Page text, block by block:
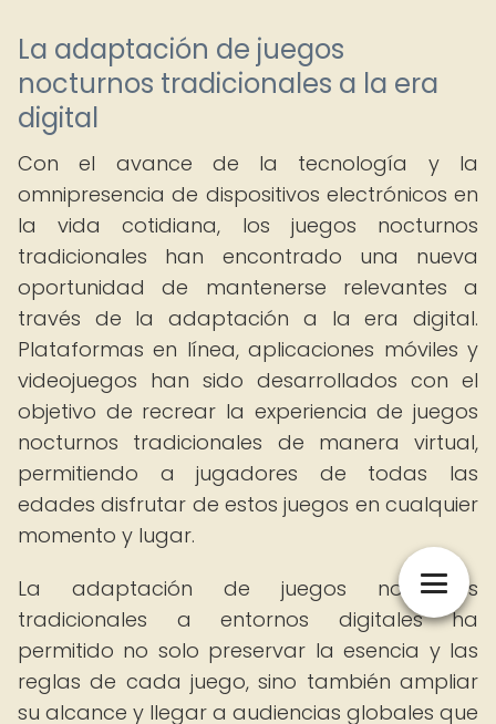
La adaptación de juegos
nocturnos tradicionales a la era
digital
Con el avance de la tecnología y la
omnipresencia de dispositivos electrónicos en
la vida cotidiana, los juegos nocturnos
tradicionales han encontrado una nueva
oportunidad de mantenerse relevantes a
través de la adaptación a la era digital.
Plataformas en línea, aplicaciones móviles y
videojuegos han sido desarrollados con el
objetivo de recrear la experiencia de juegos
nocturnos tradicionales de manera virtual,
permitiendo a jugadores de todas las
edades disfrutar de estos juegos en cualquier
momento y lugar.
La adaptación de juegos nocturnos
tradicionales a entornos digitales ha
permitido no solo preservar la esencia y las
reglas de cada juego, sino también ampliar
su alcance y llegar a audiencias globales que